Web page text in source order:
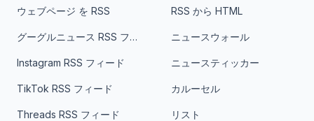
ウェブページ を RSS
グーグルニュース RSS フィード
Instagram RSS フィード
TikTok RSS フィード
Threads RSS フィード
RSS から HTML
ニュースウォール
ニュースティッカー
カルーセル
リスト